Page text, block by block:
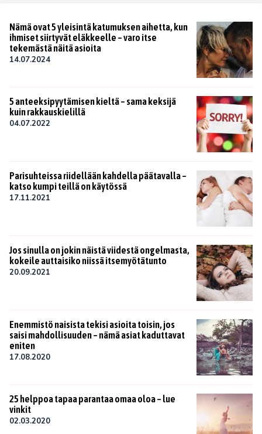
Nämä ovat 5 yleisintä katumuksen aihetta, kun
ihmiset siirtyvät eläkkeelle – varo itse
tekemästä näitä asioita
14.07.2024
5 anteeksipyytämisen kieltä – sama keksijä
kuin rakkauskielillä
04.07.2022
Parisuhteissa riidellään kahdella päätavalla –
katso kumpi teillä on käytössä
17.11.2021
Jos sinulla on jokin näistä viidestä ongelmasta,
kokeile auttaisiko niissä itsemyötätunto
20.09.2021
Enemmistö naisista tekisi asioita toisin, jos
saisi mahdollisuuden – nämä asiat kaduttavat
eniten
17.08.2020
25 helppoa tapaa parantaa omaa oloa – lue
vinkit
02.03.2020